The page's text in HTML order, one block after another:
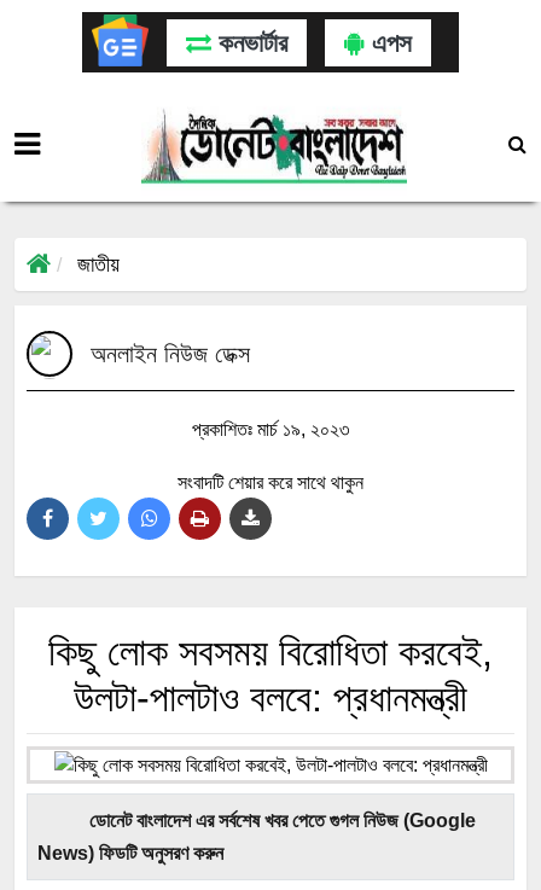
কনভার্টার এপস
জাতীয়
অনলাইন নিউজ ডেক্স
প্রকাশিতঃ মার্চ ১৯, ২০২৩
সংবাদটি শেয়ার করে সাথে থাকুন
কিছু লোক সবসময় বিরোধিতা করবেই,
উলটা-পালটাও বলবে: প্রধানমন্ত্রী
ডোনেট বাংলাদেশ এর সর্বশেষ খবর পেতে গুগল নিউজ (Google
News) ফিডটি অনুসরণ করুন